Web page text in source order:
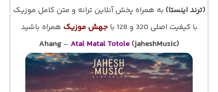
(ترند اینستا) به همراه پخش آنلاین ترانه و متن کامل موزیک
با کیفیت اصلی 320 و 128 با
جهش موزیک همراه باشید
Ahang – Atal Matal Totole (jaheshMusic)